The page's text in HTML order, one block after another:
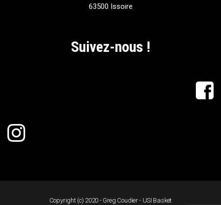
63500 Issoire
Suivez-nous !
Copyright (c) 2020 - Greg Coudier - USI Basket